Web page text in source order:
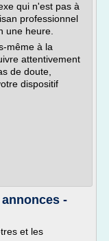
qui n'est pas à
professionnel
une heure.
même à la
attentivement
de doute,
dispositif
-
et les